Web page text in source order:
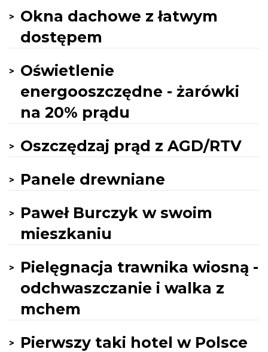
Okna dachowe z łatwym
dostępem
Oświetlenie
energooszczędne - żarówki
na 20% prądu
Oszczędzaj prąd z AGD/RTV
Panele drewniane
Paweł Burczyk w swoim
mieszkaniu
Pielęgnacja trawnika wiosną -
odchwaszczanie i walka z
mchem
Pierwszy taki hotel w Polsce